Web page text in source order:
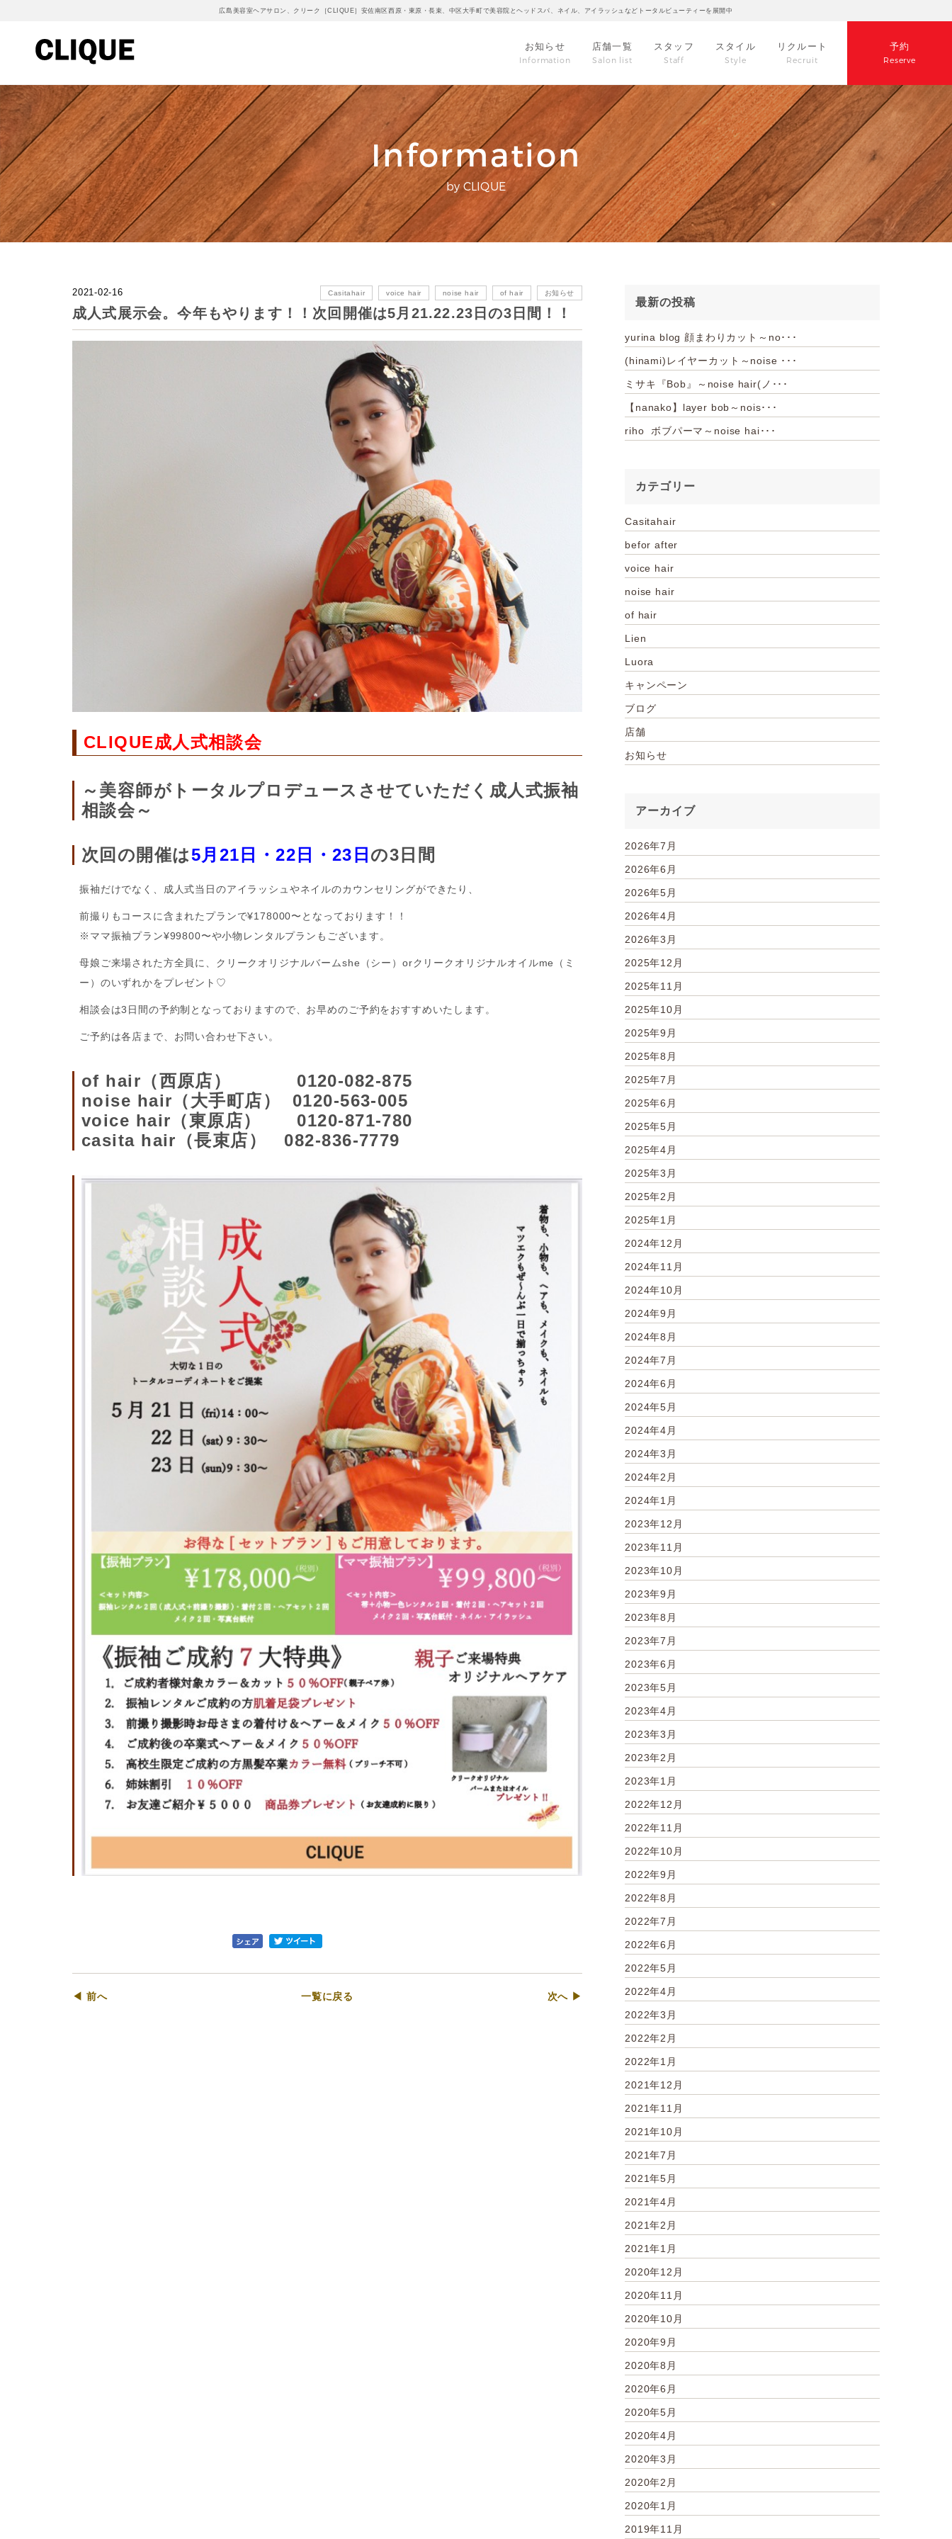
広島美容室ヘアサロン、クリーク［CLIQUE］安佐南区西原・東原・長束、中区大手町で美容院とヘッドスパ、ネイル、アイラッシュなどトータルビューティーを展開中
お知らせ
Information
店舗一覧
Salon list
スタッフ
Staff
スタイル
Style
リクルート
Recruit
予約
Reserve
Information
by CLIQUE
2021-02-16 Casitahair voice hair noise hair of hair お知らせ
成人式展示会。今年もやります！！次回開催は5月21.22.23日の3日間！！
CLIQUE成人式相談会
～美容師がトータルプロデュースさせていただく成人式振袖
相談会～
次回の開催は5月21日・22日・23日 の3日間
振袖だけでなく、成人式当日のアイラッシュやネイルのカウンセリングができたり、
前撮りもコースに含まれたプランで¥178000〜となっております！！
※ママ振袖プラン¥99800〜や小物レンタルプランもございます。
母娘ご来場された方全員に、クリークオリジナルバームshe（シー）orクリークオリジナルオイルme（ミ
ー）のいずれかをプレゼント♡
相談会は3日間の予約制となっておりますので、お早めのご予約をおすすめいたします。
ご予約は各店まで、お問い合わせ下さい。
of hair（西原店） 0120-082-875
noise hair（大手町店） 0120-563-005
voice hair（東原店） 0120-871-780
casita hair（長束店） 082-836-7779
◀ 前へ 一覧に戻る 次へ ▶
最新の投稿
yurina blog 顔まわりカット～no･･･
(hinami)レイヤーカット～noise ･･･
ミサキ『Bob』～noise hair(ノ･･･
【nanako】layer bob～nois･･･
riho ボブパーマ～noise hai･･･
カテゴリー
Casitahair
befor after
voice hair
noise hair
of hair
Lien
Luora
キャンペーン
ブログ
店舗
お知らせ
アーカイブ
2026年7月
2026年6月
2026年5月
2026年4月
2026年3月
2025年12月
2025年11月
2025年10月
2025年9月
2025年8月
2025年7月
2025年6月
2025年5月
2025年4月
2025年3月
2025年2月
2025年1月
2024年12月
2024年11月
2024年10月
2024年9月
2024年8月
2024年7月
2024年6月
2024年5月
2024年4月
2024年3月
2024年2月
2024年1月
2023年12月
2023年11月
2023年10月
2023年9月
2023年8月
2023年7月
2023年6月
2023年5月
2023年4月
2023年3月
2023年2月
2023年1月
2022年12月
2022年11月
2022年10月
2022年9月
2022年8月
2022年7月
2022年6月
2022年5月
2022年4月
2022年3月
2022年2月
2022年1月
2021年12月
2021年11月
2021年10月
2021年7月
2021年5月
2021年4月
2021年2月
2021年1月
2020年12月
2020年11月
2020年10月
2020年9月
2020年8月
2020年6月
2020年5月
2020年4月
2020年3月
2020年2月
2020年1月
2019年11月